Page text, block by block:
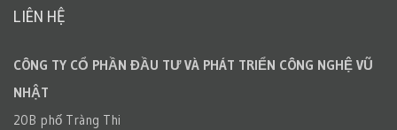
LIÊN HỆ
CÔNG TY CỔ PHẦN ĐẦU TƯ VÀ PHÁT TRIỂN CÔNG NGHỆ VŨ
NHẬT
20B phố Tràng Thi